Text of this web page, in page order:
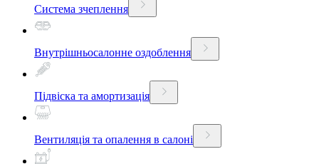
Система зчеплення
Внутрішньосалонне оздоблення
Підвіска та амортизація
Вентиляція та опалення в салоні